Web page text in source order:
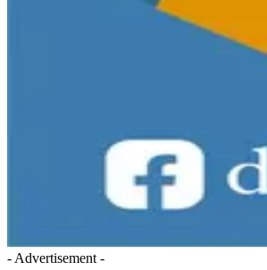
- Advertisement -